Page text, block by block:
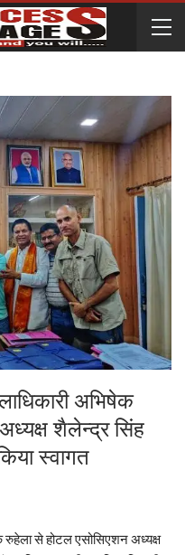
अभिषेक
शैलेन्द्र सिंह
स्वागत
रुहेला से होटल एसोसिएशन अध्यक्ष